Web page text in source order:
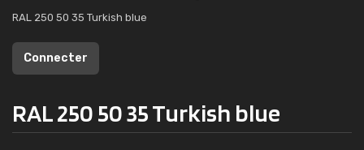
RAL 250 50 35 Turkish blue
Connecter
RAL 250 50 35 Turkish blue